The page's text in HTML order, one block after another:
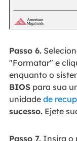
Passo 6.
"Formatar" e
enquanto o
BIOSpara sua
unidade de
sucesso.Ejete
Passo 7.Insira o